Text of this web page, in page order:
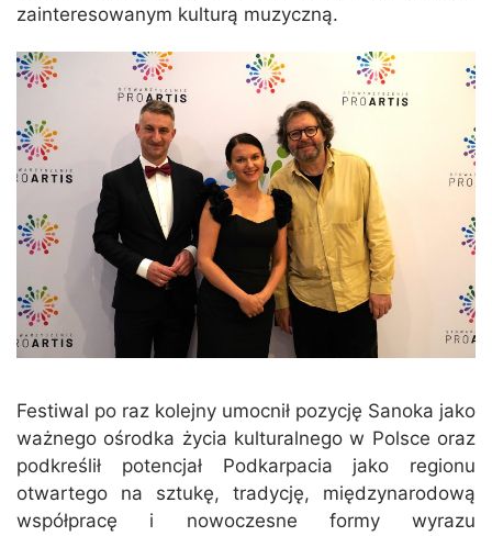
zainteresowanym kulturą muzyczną.
Festiwal po raz kolejny umocnił pozycję Sanoka jako
ważnego ośrodka życia kulturalnego w Polsce oraz
podkreślił potencjał Podkarpacia jako regionu
otwartego na sztukę, tradycję, międzynarodową
współpracę i nowoczesne formy wyrazu